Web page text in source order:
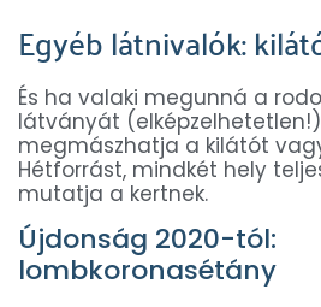
Egyéb látnivalók:
És ha valaki megunná a
látványát
megmászhatja a kilátót
Hétforrást, mindkét hely
mutatja a kertnek.
Újdonság 2020-tól:
lombkoronasétány